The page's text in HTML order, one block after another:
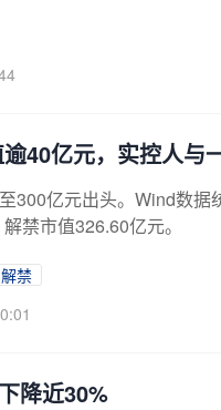
40亿元，实控人与
300亿元出头。Wind数
禁市值326.60亿元。
解禁
降近30%